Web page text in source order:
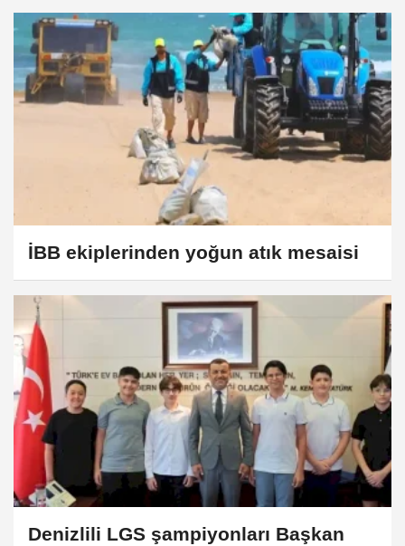
İBB ekiplerinden yoğun atık mesaisi
Denizlili LGS şampiyonları Başkan